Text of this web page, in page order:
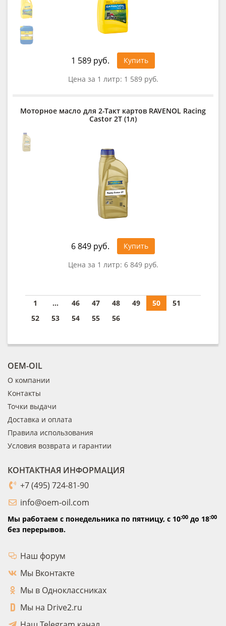
1 589 руб.
Купить
Цена за 1 литр: 1 589 руб.
Моторное масло для 2-Такт картов RAVENOL Racing
Castor 2T (1л)
6 849 руб.
Купить
Цена за 1 литр: 6 849 руб.
1 ... 46 47 48 49 50
51
52
53 54 55 56
OEM-OIL
О компании
Контакты
Точки выдачи
Доставка и оплата
Правила использования
Условия возврата и гарантии
КОНТАКТНАЯ ИНФОРМАЦИЯ
+7 (495) 724-81-90
info@oem-oil.com
Мы работаем с понедельника по пятницу, с 10:00 до 18:00
без перерывов.
Наш форум
Мы Вконтакте
Мы в Одноклассниках
Мы на Drive2.ru